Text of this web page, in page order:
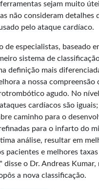
ferramentas sejam muito
não consideram detalhes
pelo ataque cardíaco.
de especialistas, baseado
sistema de
definição mais
a nossa
agudo. No
cardíacos são
caminho para o
para o infarto do
análise, resultar em
pacientes e melhores
disse o Dr. Andreas Kumar,
a nova classificação.